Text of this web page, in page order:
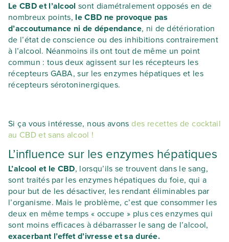
Le CBD et l’alcool sont diamétralement opposés en de
nombreux points, le CBD ne provoque pas
d’accoutumance ni de dépendance, ni de détérioration
de l’état de conscience ou des inhibitions contrairement
à l’alcool. Néanmoins ils ont tout de même un point
commun : tous deux agissent sur les récepteurs les
récepteurs GABA, sur les enzymes hépatiques et les
récepteurs sérotoninergiques.
Si ça vous intéresse, nous avonsdes recettes de cocktail
au CBD et sans alcool !
L’influence sur les enzymes hépatiques
L’alcool et le CBD, lorsqu’ils se trouvent dans le sang,
sont traités par les enzymes hépatiques du foie, qui a
pour but de les désactiver, les rendant éliminables par
l’organisme. Mais le problème, c’est que consommer les
deux en même temps « occupe » plus ces enzymes qui
sont moins efficaces à débarrasser le sang de l’alcool,
exacerbant l’effet d’ivresse et sa durée.